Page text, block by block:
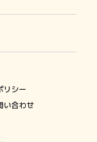
リシー
い合わせ